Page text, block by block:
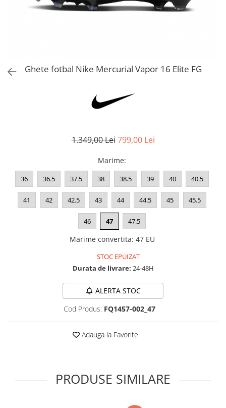
Bluze fotbal copii
Sorturi fotbal femei
Ghete fotbal Nike Mercurial Vapor 16 Elite FG
1.349,00 Lei 799,00 Lei
Marime:
36 36.5 37.5 38 38.5 39 40 40.5
41 42 42.5 43 44 44.5 45 45.5
46 47 47.5
Marime convertita: 47 EU
STOC EPUIZAT
Durata de livrare: 24-48H
ALERTA STOC
Cod Produs: FQ1457-002_47
Adauga la Favorite
PRODUSE SIMILARE